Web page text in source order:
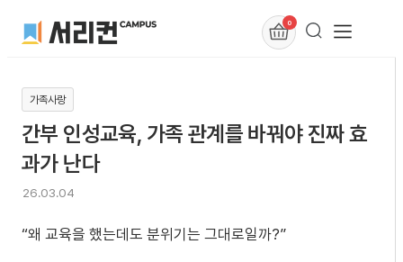
0
가족사랑
간부 인성교육, 가족 관계를 바꿔야 진짜 효
과가 난다
26.03.04
“왜 교육을 했는데도 분위기는 그대로일까?”